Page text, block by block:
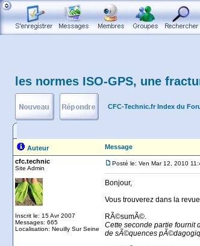
les normes ISO-GPS, une
CFC-Technic.fr Index du
Auteur
Message
cfc.technic
Site Admin
Inscrit le: 15 Avr 2007
Messages: 665
Localisation: Neuilly Sur Seine
Posté le: Ven Mar 12, 2010
Bonjour,
Vous trouverez dans la
RÃ©sumÃ©.
Cette seconde partie
de sÃ©quences